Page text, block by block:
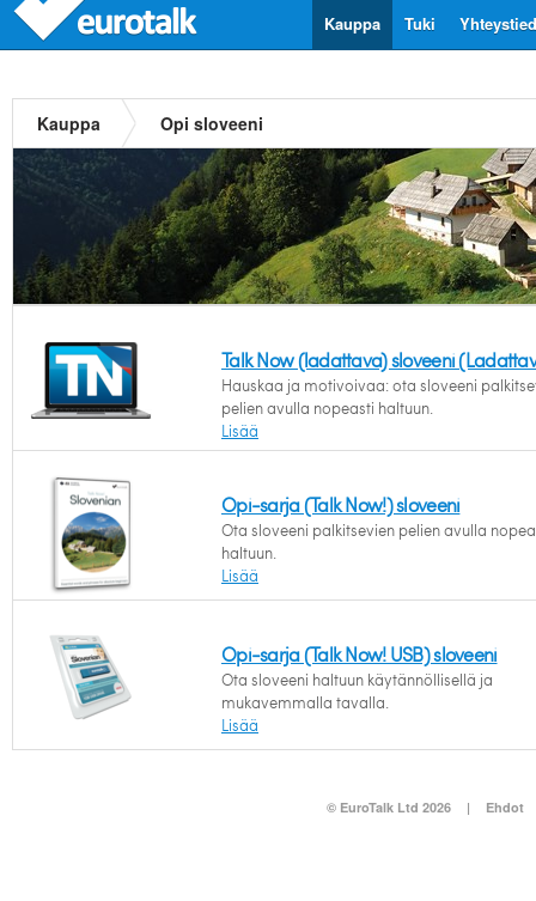
Tuki
Kauppa
Kauppa Opi sloveeni
Talk Now (ladattava) sloveeni
Hauskaa ja motivoivaa: ota sloveeni
pelien avulla nopeasti haltuun.
Lisää
Opi-sarja (Talk Now!) sloveeni
Ota sloveeni palkitsevien pelien avulla
haltuun.
Lisää
Opi-sarja (Talk Now! USB) sloveeni
Ota sloveeni haltuun käytännöllisellä ja
mukavemmalla tavalla.
Lisää
© EuroTalk Ltd 2026 | Ehdot